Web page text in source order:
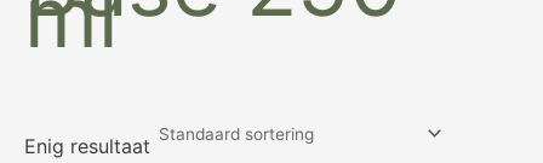
Enig resultaat